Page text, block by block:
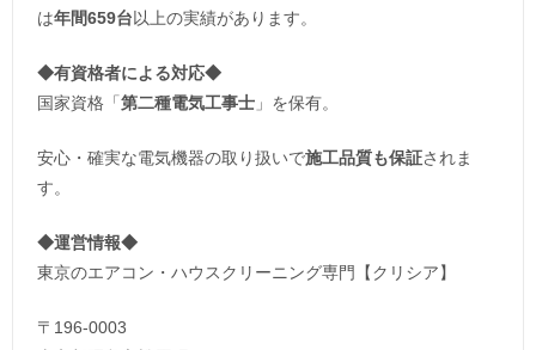
は年間659台以上の実績があります。
◆有資格者による対応◆
国家資格「 第二種電気工事士 」を保有。
安心・確実な電気機器の取り扱いで施工品質も保証されま
す。
◆運営情報◆
東京のエアコン・ハウスクリーニング専門【クリシア】
〒196-0003